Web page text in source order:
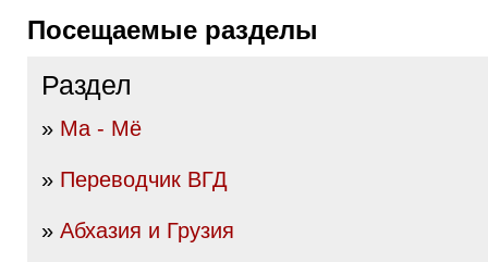
Посещаемые разделы
Раздел
» Ма - Мё
» Переводчик ВГД
» Абхазия и Грузия